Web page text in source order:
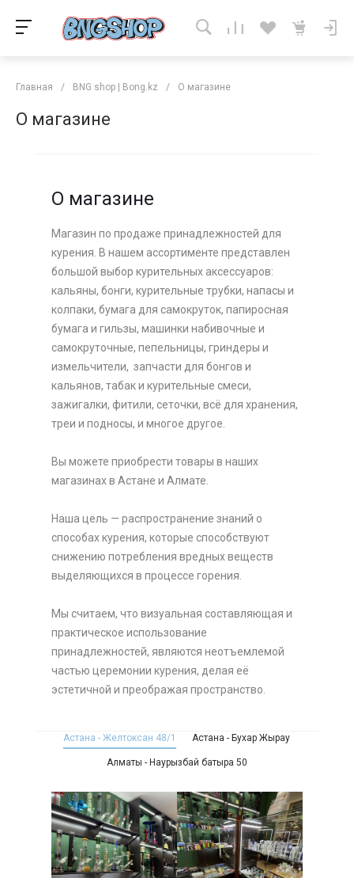
Главная / BNG shop | Bong.kz / О магазине
О магазине
О магазине
Магазин по продаже принадлежностей для
курения. В нашем ассортименте представлен
большой выбор курительных аксессуаров:
кальяны, бонги, курительные трубки, напасы и
колпаки, бумага для самокруток, папиросная
бумага и гильзы, машинки набивочные и
самокруточные, пепельницы, гриндеры и
измельчители, запчасти для бонгов и
кальянов, табак и курительные смеси,
зажигалки, фитили, сеточки, всё для хранения,
треи и подносы, и многое другое.
Вы можете приобрести товары в наших
магазинах в Астане и Алмате.
Наша цель — распространение знаний о
способах курения, которые способствуют
снижению потребления вредных веществ
выделяющихся в процессе горения.
Мы считаем, что визуальная составляющая и
практическое использование
принадлежностей, являются неотъемлемой
частью церемонии курения, делая её
эстетичной и преображая пространство.
Астана - Желтоксан 48/1 Астана - Бухар Жырау
Алматы - Наурызбай батыра 50